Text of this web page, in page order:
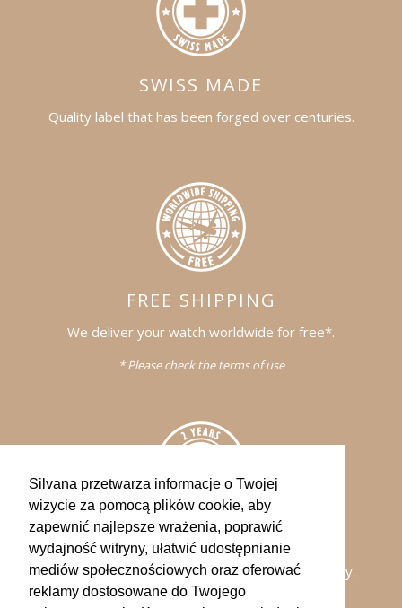
Silvana przetwarza informacje o Twojej
wizycie za pomocą plików cookie, aby
zapewnić najlepsze wrażenia, poprawić
wydajność witryny, ułatwić udostępnianie
mediów społecznościowych oraz oferować
reklamy dostosowane do Twojego
SWISS MADE
Quality label that has been forged over centuries.
FREE SHIPPING
We deliver your watch worldwide for free*.
* Please check the terms of use
WARRANTY
All of our watches comes with a 2-years warranty.